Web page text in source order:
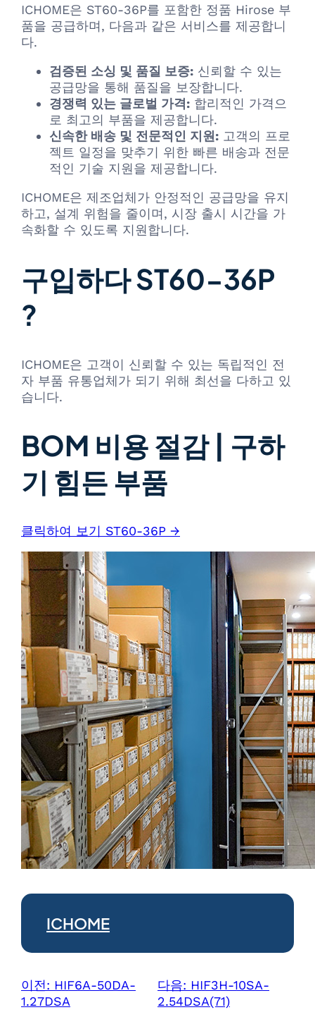
ICHOME은 ST60-36P를 포함한 정품 Hirose 부
품을 공급하며, 다음과 같은 서비스를 제공합니
다.
검증된 소싱 및 품질 보증: 신뢰할 수 있는
공급망을 통해 품질을 보장합니다.
경쟁력 있는 글로벌 가격: 합리적인 가격으
로 최고의 부품을 제공합니다.
신속한 배송 및 전문적인 지원: 고객의 프로
젝트 일정을 맞추기 위한 빠른 배송과 전문
적인 기술 지원을 제공합니다.
ICHOME은 제조업체가 안정적인 공급망을 유지
하고, 설계 위험을 줄이며, 시장 출시 시간을 가
속화할 수 있도록 지원합니다.
구입하다 ST60-36P
?
ICHOME은 고객이 신뢰할 수 있는 독립적인 전
자 부품 유통업체가 되기 위해 최선을 다하고 있
습니다.
BOM 비용 절감 | 구하
기 힘든 부품
클릭하여 보기 ST60-36P →
ICHOME
이전: HIF6A-50DA-
1.27DSA
다음: HIF3H-10SA-
2.54DSA(71)